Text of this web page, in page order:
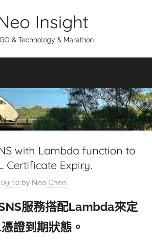
Insight
& Technology & Marathon
with Lambda function to
Certificate Expiry.
10 by Neo Chen
服務搭配Lambda來定
證到期狀態。